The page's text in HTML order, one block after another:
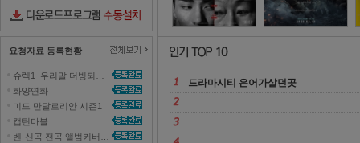
다운로드컨트롤러수동설치
요청자료 등록현황
화양연화
미드 만달로리안 시즌1
캡틴마블
드라마시티 은어가살던곳